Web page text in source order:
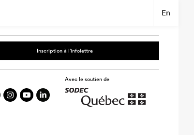
En
Inscription à l’infolettre
Avec le soutien de